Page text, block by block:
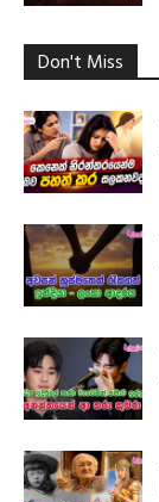
Don't Miss